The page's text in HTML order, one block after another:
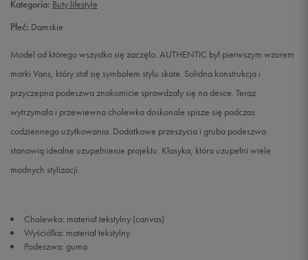
39 25 cm Powiadom o dostępności
25,5 cm Powiadom o dostępności
Kategoria: Buty lifestyle
Płeć: Damskie
Model od którego wszystko się zaczęło. AUTHENTIC był pierwszym wzorem
marki Vans, który stał się symbolem stylu skate. Solidna konstrukcja i
przyczepna podeszwa znakomicie sprawdzały się na desce. Teraz
wytrzymała i przewiewna cholewka doskonale spisze się podczas
codziennego użytkowania. Dodatkowe przeszycia i gruba podeszwa
stanowią idealne uzupełnienie projektu. Klasyka, która uzupełni wiele
modnych stylizacji.
Cholewka: materiał tekstylny (canvas)
Wyściółka: materiał tekstylny
Podeszwa: guma